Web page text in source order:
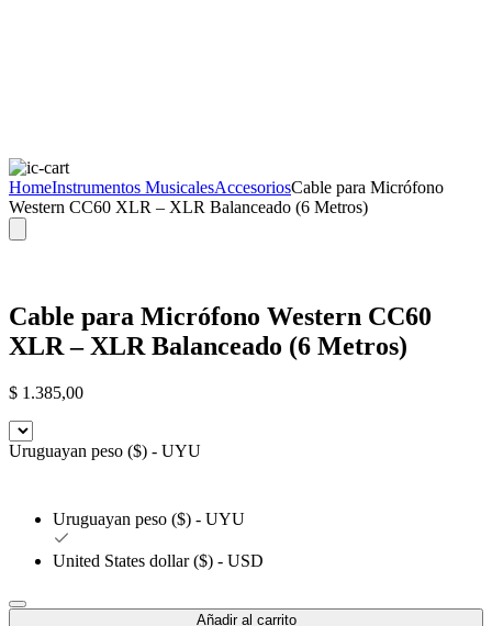
HomeInstrumentos MusicalesAccesoriosCable para Micrófono
Western CC60 XLR – XLR Balanceado (6 Metros)
Cable para Micrófono Western CC60
XLR – XLR Balanceado (6 Metros)
$ 1.385,00
Uruguayan peso ($) - UYU
Uruguayan peso ($) - UYU
United States dollar ($) - USD
Añadir al carrito